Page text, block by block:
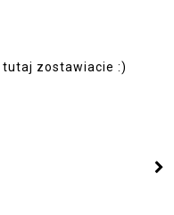
tutaj zostawiacie :)